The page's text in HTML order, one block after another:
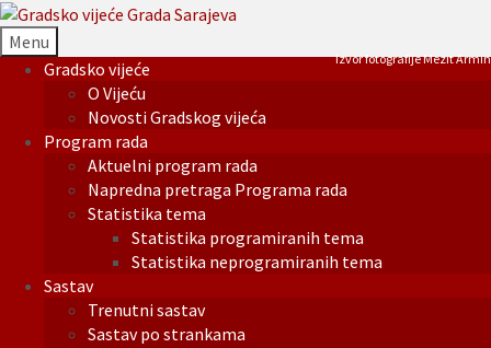
Menu
Gradsko vijeće
O Vijeću
Novosti Gradskog vijeća
Program rada
Aktuelni program rada
Napredna pretraga Programa rada
Statistika tema
Statistika programiranih tema
Statistika neprogramiranih tema
Sastav
Trenutni sastav
Sastav po strankama
Izvor fotografije Mezit Armin